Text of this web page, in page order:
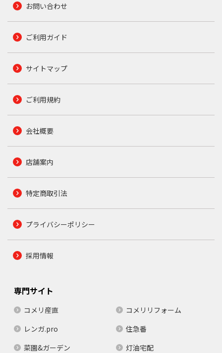
お問い合わせ
ご利用ガイド
サイトマップ
ご利用規約
会社概要
店舗案内
特定商取引法
プライバシーポリシー
採用情報
専門サイト
コメリ産直
コメリリフォーム
レンガ.pro
住急番
菜園&ガーデン
灯油宅配